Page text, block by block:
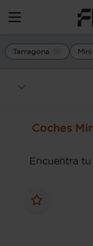
Tarragona Mini
Coches
Encuentra